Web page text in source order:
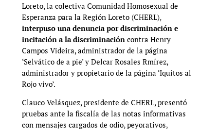
Loreto, la colectiva Comunidad Homosexual de
Esperanza para la Región Loreto (CHERL),
interpuso una denuncia por discriminación e
incitación a la discriminación contra Henry
Campos Videira, administrador de la página
‘Selvático de a pie’ y Delcar Rosales Rmírez,
administrador y propietario de la página ‘Iquitos al
Rojo vivo’.
Clauco Velásquez, presidente de CHERL, presentó
pruebas ante la fiscalía de las notas informativas
con mensajes cargados de odio, peyorativos,